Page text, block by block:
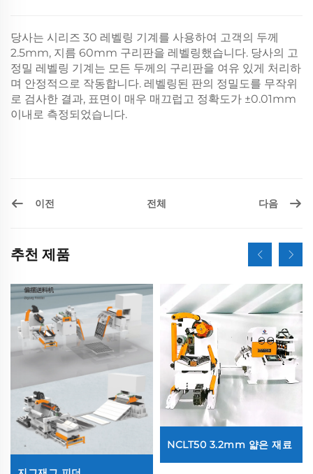
당사는 시리즈 30 레벨링 기계를 사용하여 고객의 두께
2.5mm, 지름 60mm 구리판을 레벨링했습니다. 당사의 고
정밀 레벨링 기계는 모든 두께의 구리판을 여유 있게 처리하
며 안정적으로 작동합니다. 레벨링된 판의 정밀도를 무작위
로 검사한 결과, 표면이 매우 매끄럽고 정확도가 ±0.01mm
이내로 측정되었습니다.
이전 전체 다음
추천 제품
NCLT50 3.2mm 얇은 재료